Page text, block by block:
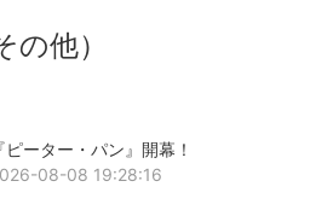
の他）
『ピーター・パン』開幕！
08-08 19:28:16